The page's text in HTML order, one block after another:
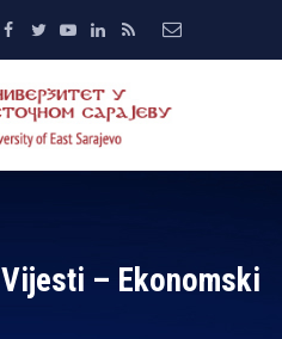
Vijesti – Ekonomski